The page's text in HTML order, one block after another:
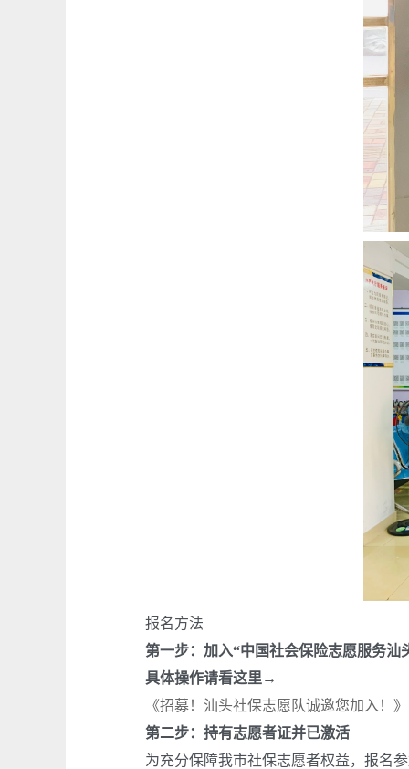
报名方法
第一步：加入“中国社会保险志愿服务汕
具体操作请看这里→
《招募！汕头社保志愿队诚邀您加入！》
第二步：持有志愿者证并已激活
为充分保障我市社保志愿者权益，报名参